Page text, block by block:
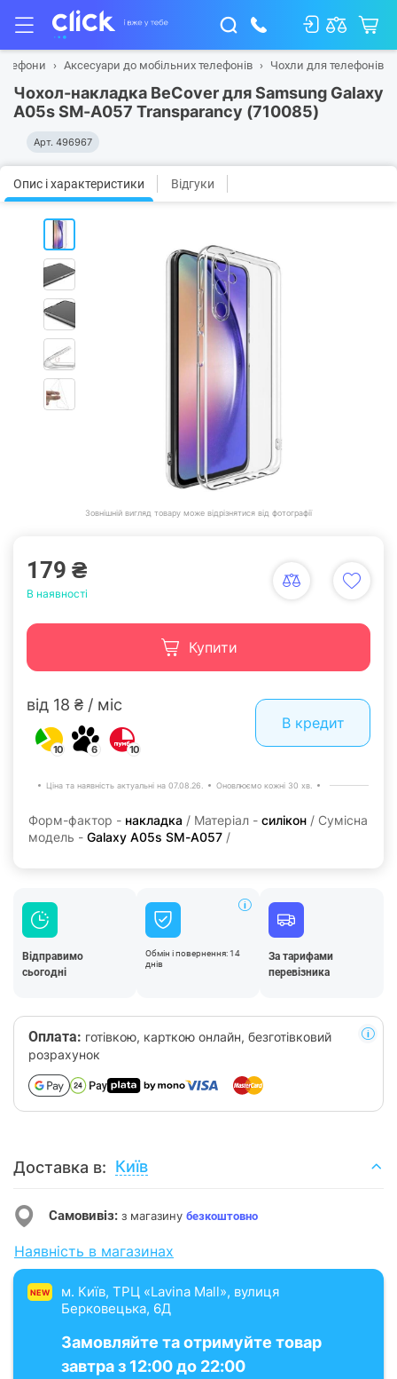
Аксесуари до мобільних телефонів Чохли для телефонів
Чохол-накладка BeCover для Samsung Galaxy
A05s SM-A057 Transparancy (710085)
Арт. 496967
Опис і характеристики Відгуки
Зовнішній вигляд товару може відрізнятися від фотографії
179 ₴
В наявності
Купити
від 18 ₴ / міс
10 6 10
В кредит
Ціна та наявність актуальні на 07.08.26. Оновлюємо кожні 30 хв.
Форм-фактор - накладка / Матеріал - силікон / Сумісна
модель - Galaxy A05s SM-A057 /
Відправимо
сьогодні
Обмін і повернення: 14
днів
За тарифами
перевізника
Оплата: готівкою, карткою онлайн, безготівковий
розрахунок
Доставка в: Київ
Самовивіз: з магазину безкоштовно
Наявність в магазинах
NEW
м. Київ, ТРЦ «Lavina Mall», вулиця
Берковецька, 6Д
Замовляйте та отримуйте товар
завтра з 12:00 до 22:00